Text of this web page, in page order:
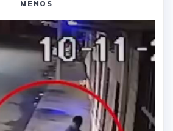
MENOS
Reproductor
de
vídeo